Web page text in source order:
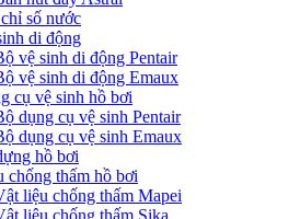
số nước
di động
vệ sinh di động Pentair
vệ sinh di động Emaux
cụ vệ sinh hồ bơi
dụng cụ vệ sinh Pentair
dụng cụ vệ sinh Emaux
hồ bơi
chống thấm hồ bơi
liệu chống thấm Mapei
liệu chống thấm Sika